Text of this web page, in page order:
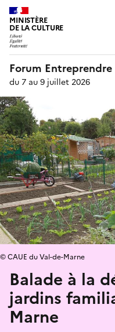
MINISTÈRE
DE LA CULTURE
Forum
du 7 au 9 juillet 2026
Balade à la
jardins
Marne
© CAUE du Val-de-Marne